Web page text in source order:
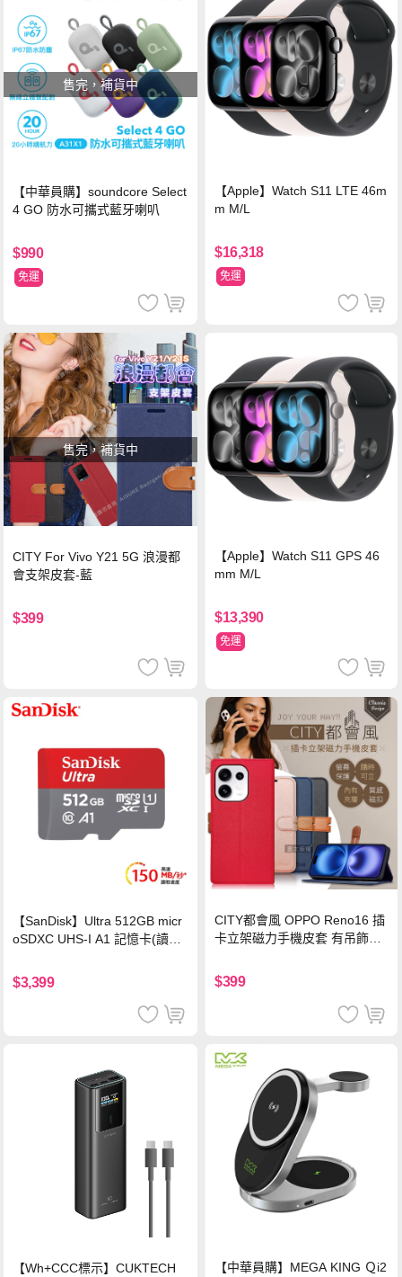
售完，補貨中
【中華員購】soundcore Select
4 GO 防水可攜式藍牙喇叭
$990
免運
【Apple】Watch S11 LTE 46m
m M/L
$16,318
免運
售完，補貨中
CITY For Vivo Y21 5G 浪漫都
會支架皮套-藍
$399
【Apple】Watch S11 GPS 46
mm M/L
$13,390
免運
【SanDisk】Ultra 512GB micr
oSDXC UHS-I A1 記憶卡(讀取
$3,399
CITY都會風 OPPO Reno16 插
卡立架磁力手機皮套 有吊飾孔
$399
【Wh+CCC標示】CUKTECH
【中華員購】MEGA KING Ｑi2